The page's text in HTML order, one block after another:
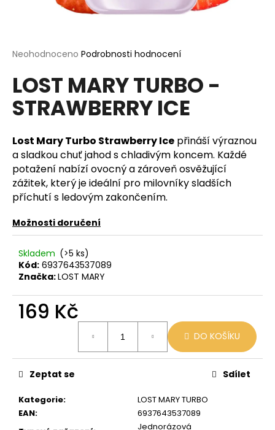
Průměrné
produktu
je
0,0
z
hvězdiček.
Neohodnoceno Podrobnosti hodnocení
LOST MARY TURBO -
STRAWBERRY ICE
Lost Mary Turbo Strawberry Ice přináší výraznou
a sladkou chuť jahod s chladivým koncem. Každé
potažení nabízí ovocný a zároveň osvěžující
zážitek, který je ideální pro milovníky sladších
příchutí s ledovým zakončením.
Možnosti doručení
Skladem (>5 ks)
Kód: 6937643537089
Značka:LOST MARY
169 Kč
DO KOŠÍKU
Kategorie:
LOST MARY TURBO
EAN:
6937643537089
Jednorázová
Zeptat se Sdílet
í
t
?
HLEDAT
D
p
o
u
č
LIO
SUMMER
MIX